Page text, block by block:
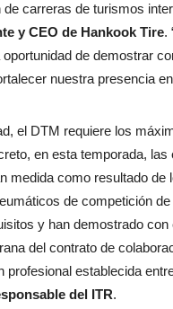
carreras de turismos
y CEO de Hankook Tire.
de demostrar
nuestra presencia
el DTM requiere los
en esta temporada,
medida como resultado
de competición
y han demostrado
del contrato de
establecida
del ITR.